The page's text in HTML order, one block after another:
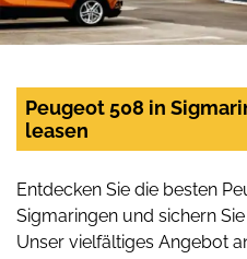
Peugeot 508 in
leasen
Entdecken Sie die besten
Sigmaringen und sichern
Unser vielfältiges Angebot